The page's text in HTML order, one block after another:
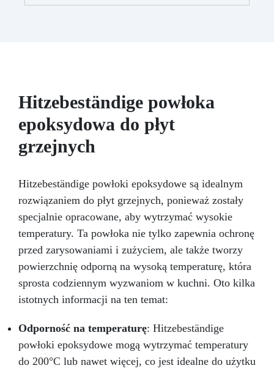
pełnego barwienia – dowolny pigment według
potrzeb.
Odporna na ścieranie i przejezdna
(z poliuretanowym wykończeniem odpornym na
zarysowania).
Szybkie schnięcie – cały cykl
aplikacji w ciągu jednego dnia.
Hitzebeständige powłoka
epoksydowa do płyt
grzejnych
Hitzebeständige powłoki epoksydowe są idealnym
rozwiązaniem do płyt grzejnych, ponieważ zostały
specjalnie opracowane, aby wytrzymać wysokie
temperatury. Ta powłoka nie tylko zapewnia ochronę
przed zarysowaniami i zużyciem, ale także tworzy
powierzchnię odporną na wysoką temperaturę, która
sprosta codziennym wyzwaniom w kuchni. Oto kilka
istotnych informacji na ten temat:
Odporność na temperaturę: Hitzebeständige
powłoki epoksydowe mogą wytrzymać temperatury
do 200°C lub nawet więcej, co jest idealne do użytku